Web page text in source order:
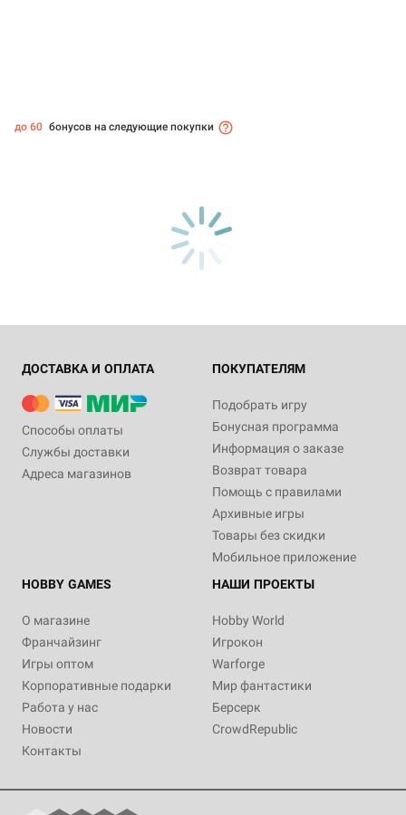
до 60 бонусов на следующие покупки
ДОСТАВКА И ОПЛАТА
Способы оплаты
Службы доставки
Адреса магазинов
ПОКУПАТЕЛЯМ
Подобрать игру
Бонусная программа
Информация о заказе
Возврат товара
Помощь с правилами
Архивные игры
Товары без скидки
Мобильное приложение
HOBBY GAMES
О магазине
Франчайзинг
Игры оптом
Корпоративные подарки
Работа у нас
Новости
Контакты
НАШИ ПРОЕКТЫ
Hobby World
Игрокон
Warforge
Мир фантастики
Берсерк
CrowdRepublic